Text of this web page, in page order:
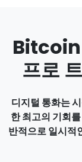
Bitcoin
프로
디지털 통화는
한 최고의 기회
반적으로 일시적